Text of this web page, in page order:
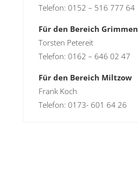
Telefon: 0152 – 516 777 64
Für den Bereich Grimmen
Torsten Petereit
Telefon: 0162 – 646 02 47
Für den Bereich Miltzow
Frank Koch
Telefon: 0173- 601 64 26